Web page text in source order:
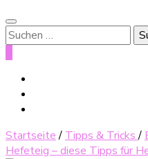
Suche
nach:
Startseite / Tipps & Tricks/
Hefeteig – diese Tipps für